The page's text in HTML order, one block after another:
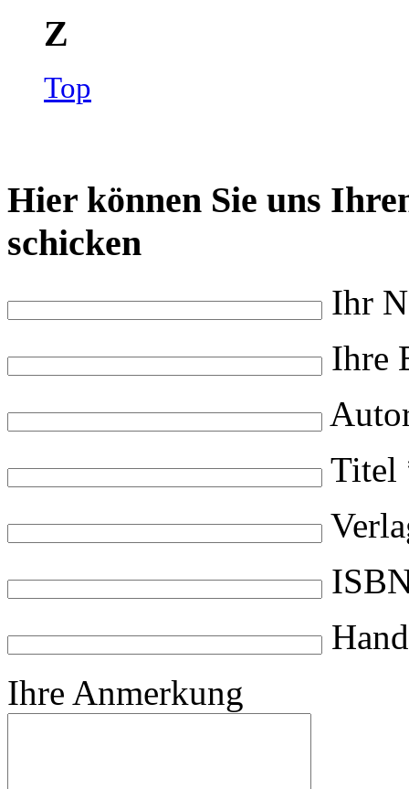
Z
Top
Hier können Sie uns
schicken
Ihr
Ihre
Titel
Ihre Anmerkung